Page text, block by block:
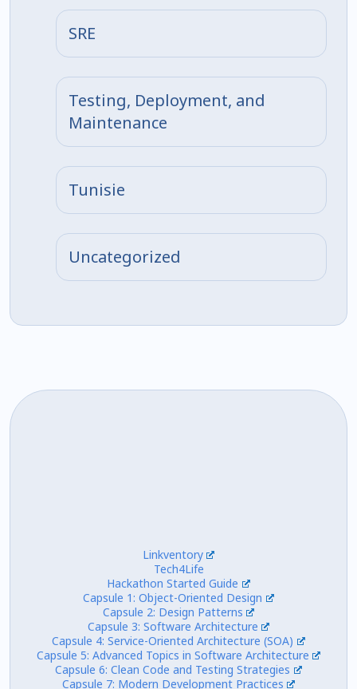
SRE
Testing, Deployment, and
Maintenance
Tunisie
Uncategorized
Linkventory
Tech4Life
Hackathon Started Guide
Capsule 1: Object-Oriented Design
Capsule 2: Design Patterns
Capsule 3: Software Architecture
Capsule 4: Service-Oriented Architecture (SOA)
Capsule 5: Advanced Topics in Software Architecture
Capsule 6: Clean Code and Testing Strategies
Capsule 7: Modern Development Practices